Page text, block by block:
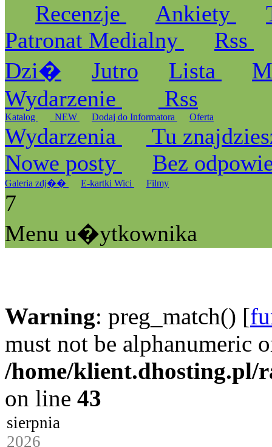
Recenzje
Ankiety
Patronat Medialny
Rss
Dzi�
Jutro Lista
Wydarzenie
Rss
Katalog _NEW Dodaj do Informatora Oferta
Wydarzenia
Tu
Nowe posty
Bez
Galeria zdj�� E-kartki Wici Filmy
7
Menu u�ytkownika
Warning: preg_match() [
must not be alphanumeric
/home/klient.dhosting.pl/
on line 43
sierpnia
2026